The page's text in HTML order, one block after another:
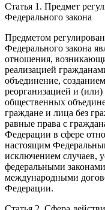
Статья 1. Предмет
Федерального закона
Предметом
Федерального закона
отношения,
реализацией
объединение,
реорганизацией и
общественных
граждане и лица без
равные права с
Федерации в сфере
настоящим
исключением случаев,
федеральными
международными
Федерации.